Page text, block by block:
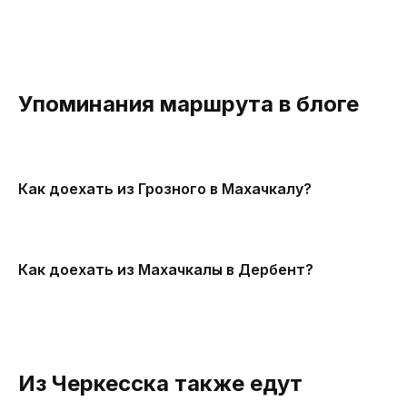
Упоминания маршрута в блоге
Как доехать из Грозного в Махачкалу?
Как доехать из Махачкалы в Дербент?
Из Черкесска также едут